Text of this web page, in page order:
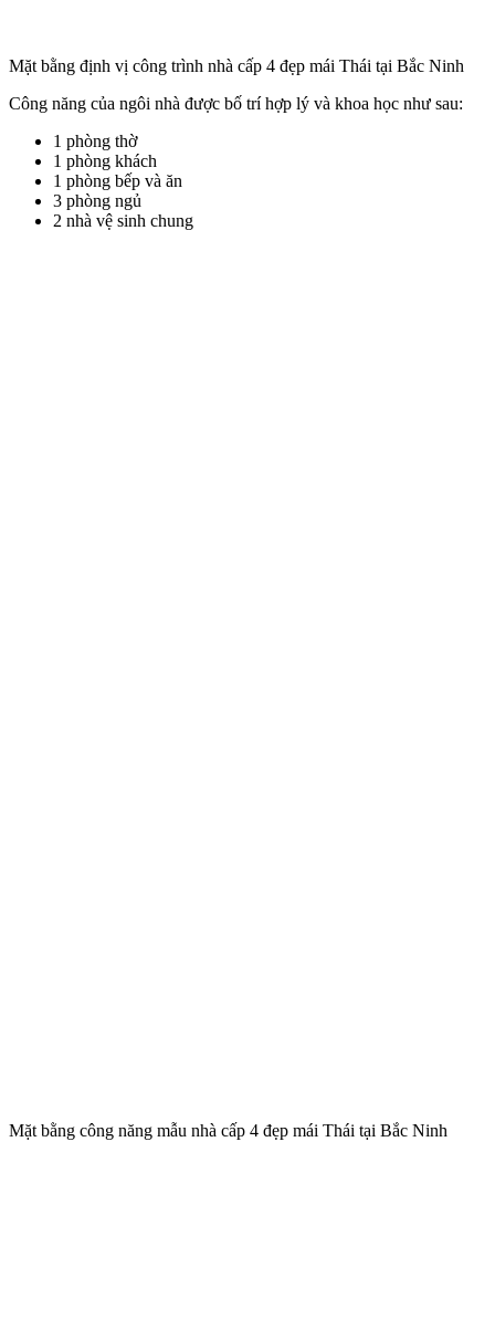
Mặt bằng định vị công trình nhà cấp 4 đẹp mái Thái tại Bắc Ninh
Công năng của ngôi nhà được bố trí hợp lý và khoa học như sau:
1 phòng thờ
1 phòng khách
1 phòng bếp và ăn
3 phòng ngủ
2 nhà vệ sinh chung
Mặt bằng công năng mẫu nhà cấp 4 đẹp mái Thái tại Bắc Ninh